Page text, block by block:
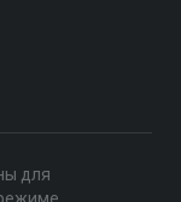
для